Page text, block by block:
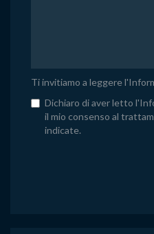
Ti invitiamo a leggere l'
Dichiaro di aver letto
il mio consenso al
indicate.